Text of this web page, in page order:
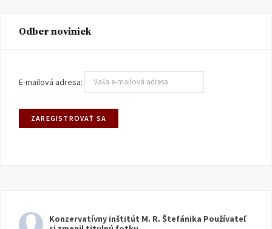
Odber noviniek
E-mailová adresa:
Konzervatívny inštitút M. R. Štefánika Používateľ